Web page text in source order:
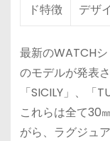
ド特徴
デザ
最新のWATCH
のモデルが発表
「SICILY」、「
これらは全て30
がら、ラグジュ